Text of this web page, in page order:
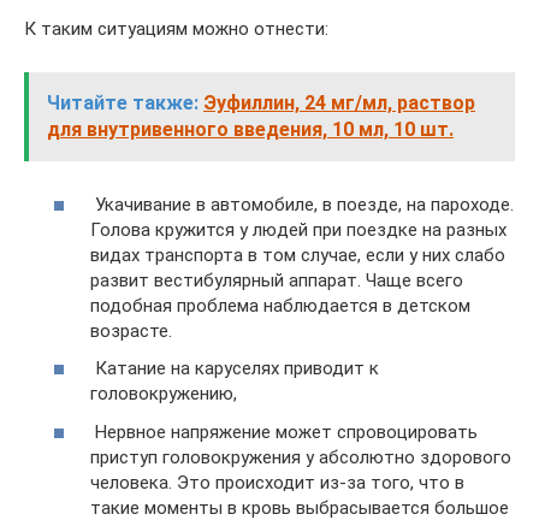
К таким ситуациям можно отнести:
Читайте также: Эуфиллин, 24 мг/мл, раствор
для внутривенного введения, 10 мл, 10 шт.
Укачивание в автомобиле, в поезде, на пароходе.
Голова кружится у людей при поездке на разных
видах транспорта в том случае, если у них слабо
развит вестибулярный аппарат. Чаще всего
подобная проблема наблюдается в детском
возрасте.
Катание на каруселях приводит к
головокружению,
Нервное напряжение может спровоцировать
приступ головокружения у абсолютно здорового
человека. Это происходит из-за того, что в
такие моменты в кровь выбрасывается большое